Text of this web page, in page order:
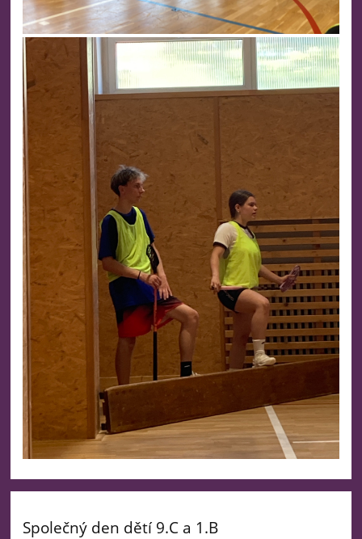
Společný den dětí 9.C a 1.B